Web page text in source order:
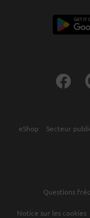
Questions
Notice sur les cookies
eShop Secteur